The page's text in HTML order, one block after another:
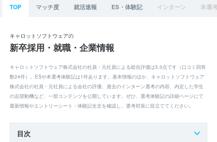
TOP マッチ度 就活速報 ES・体験記 インターン 本選
キャロットソフトウェアの
新卒採用・就職・企業情報
キャロットソフトウェア株式会社の社員・元社員による総合評価は3.3点です（口コミ回答
数24件）。ESや本選考体験記は1件あります。基本情報のほか、キャロットソフトウェア
株式会社の社員・元社員による会社の評価、過去のインターン選考の内容、内定した学生
の志望動機など、一部コンテンツを公開しています。ぜひ、選考体験記の詳細ページにて
最新情報やエントリーシート・体験記全文を確認し、選考対策に役立ててください。
目次